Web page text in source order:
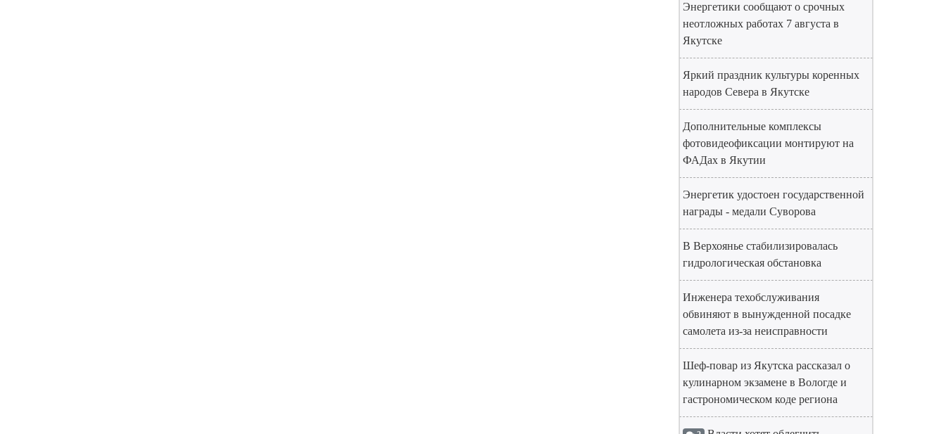
Энергетики сообщают о срочных
неотложных работах 7 августа в
Якутске
Яркий праздник культуры коренных
народов Севера в Якутске
Дополнительные комплексы
фотовидеофиксации монтируют на
ФАДах в Якутии
Энергетик удостоен государственной
награды - медали Суворова
В Верхоянье стабилизировалась
гидрологическая обстановка
Инженера техобслуживания
обвиняют в вынужденной посадке
самолета из-за неисправности
Шеф-повар из Якутска рассказал о
кулинарном экзамене в Вологде и
гастрономическом коде региона